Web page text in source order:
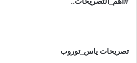
تصريحات ياس_توروب